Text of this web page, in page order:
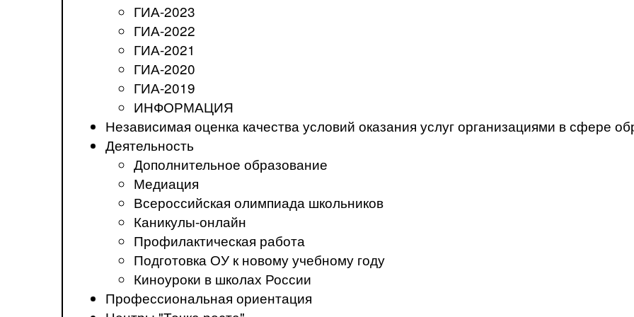
ГИА-2023
ГИА-2022
ГИА-2021
ГИА-2020
ГИА-2019
ИНФОРМАЦИЯ
Независимая оценка качества условий оказания услуг организациями в сфере
Деятельность
Дополнительное образование
Медиация
Всероссийская олимпиада школьников
Каникулы-онлайн
Профилактическая работа
Подготовка ОУ к новому учебному году
Киноуроки в школах России
Профессиональная ориентация